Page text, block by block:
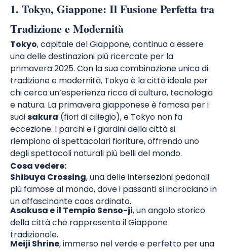
1. Tokyo, Giappone: Il Fusione Perfetta tra
Tradizione e Modernità
Tokyo, capitale del Giappone, continua a essere
una delle destinazioni più ricercate per la
primavera 2025. Con la sua combinazione unica di
tradizione e modernità, Tokyo è la città ideale per
chi cerca un’esperienza ricca di cultura, tecnologia
e natura. La primavera giapponese è famosa per i
suoisakura (fiori di ciliegio), e Tokyo non fa
eccezione. I parchi e i giardini della città si
riempiono di spettacolari fioriture, offrendo uno
degli spettacoli naturali più belli del mondo.
Cosa vedere:
Shibuya Crossing, una delle intersezioni pedonali
più famose al mondo, dove i passanti si incrociano in
un affascinante caos ordinato.
Asakusa e il Tempio Senso-ji, un angolo storico
della città che rappresenta il Giappone
tradizionale.
Meiji Shrine, immerso nel verde e perfetto per una